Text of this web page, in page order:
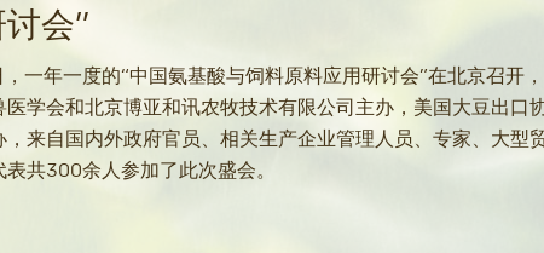
会”
一年一度的“中国氨基酸与饲料原料应用研讨会”在北京召开
医学会和北京博亚和讯农牧技术有限公司主办，美国大豆出口
，来自国内外政府官员、相关生产企业管理人员、专家、大型
共300余人参加了此次盛会。